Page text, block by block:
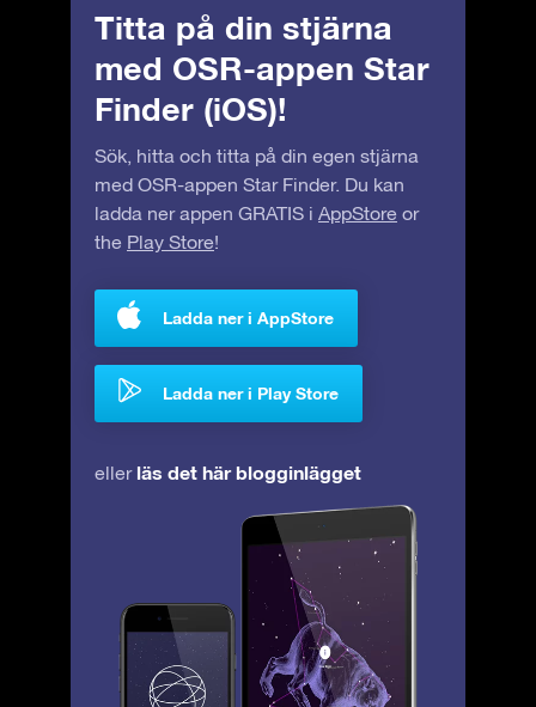
Titta på din stjärna
med OSR-appen Star
Finder (iOS)!
Sök, hitta och titta på din egen stjärna
med OSR-appen Star Finder. Du kan
ladda ner appen GRATIS i AppStore or
the Play Store!
Ladda ner i AppStore
Ladda ner i Play Store
eller läs det här blogginlägget